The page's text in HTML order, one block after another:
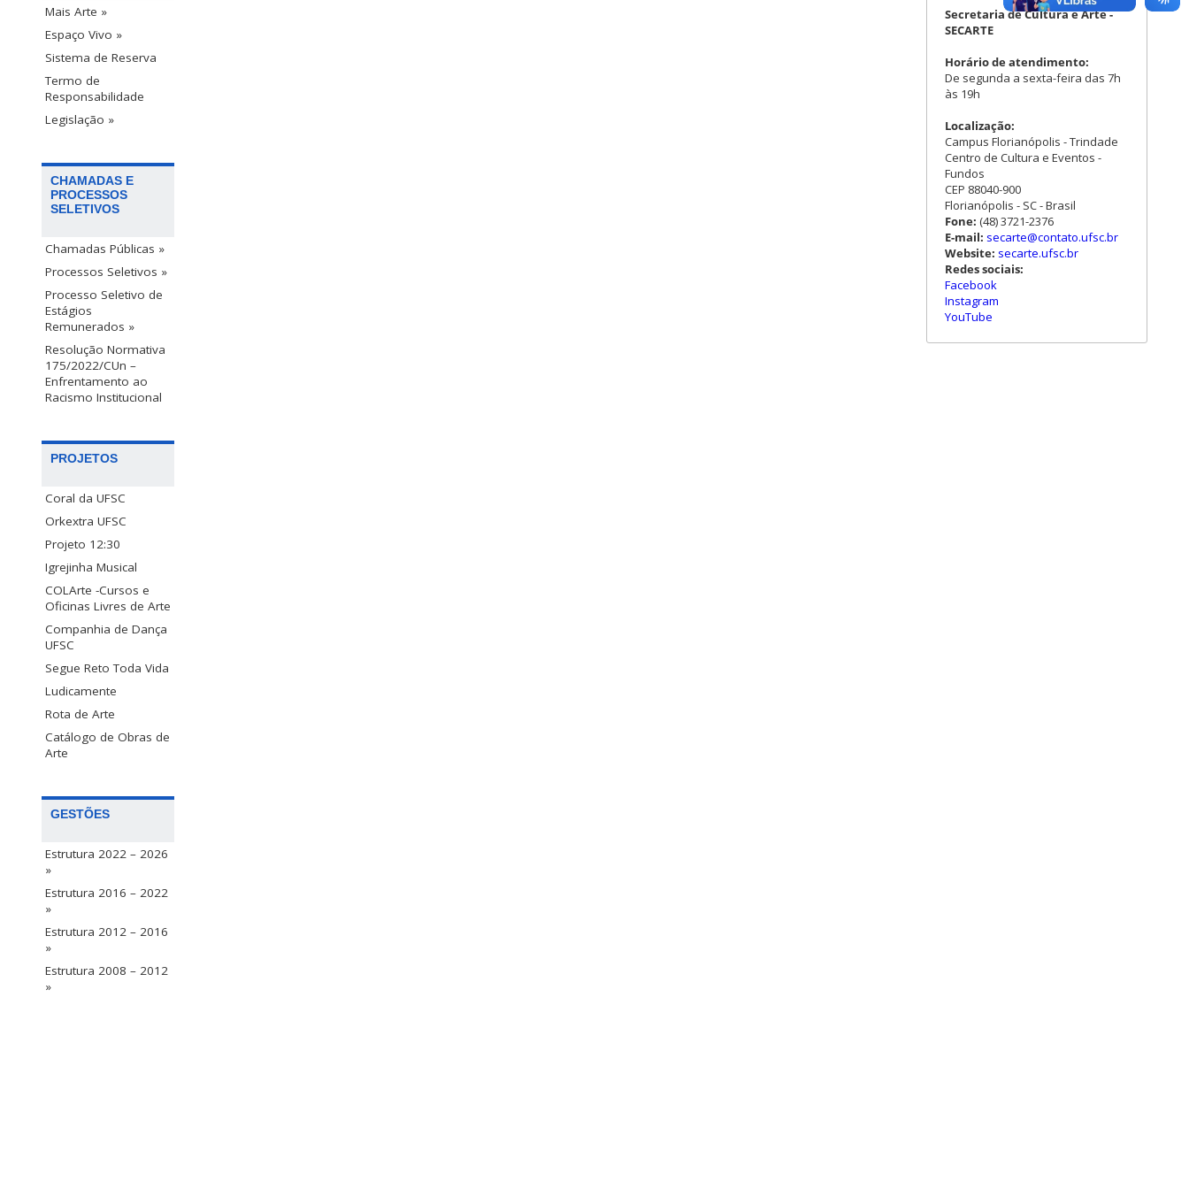
Mais Arte »
Espaço Vivo »
Sistema de Reserva
Termo de
Responsabilidade
Legislação »
CHAMADAS E
PROCESSOS
SELETIVOS
Chamadas Públicas »
Processos Seletivos »
Processo Seletivo de
Estágios
Remunerados »
Resolução Normativa
175/2022/CUn –
Enfrentamento ao
Racismo Institucional
PROJETOS
Coral da UFSC
Orkextra UFSC
Projeto 12:30
Igrejinha Musical
COLArte -Cursos e
Oficinas Livres de Arte
Companhia de Dança
UFSC
Segue Reto Toda Vida
Ludicamente
Rota de Arte
Catálogo de Obras de
Arte
GESTÕES
Estrutura 2022 – 2026
»
Estrutura 2016 – 2022
»
Estrutura 2012 – 2016
»
Estrutura 2008 – 2012
»
Secretaria de Cultura e Arte -
SECARTE
Horário de atendimento:
De segunda a sexta-feira das 7h
às 19h
Localização:
Campus Florianópolis - Trindade
Centro de Cultura e Eventos -
Fundos
CEP 88040-900
Florianópolis - SC - Brasil
Fone: (48) 3721-2376
E-mail: secarte@contato.ufsc.br
Website: secarte.ufsc.br
Redes sociais:
Facebook
Instagram
YouTube